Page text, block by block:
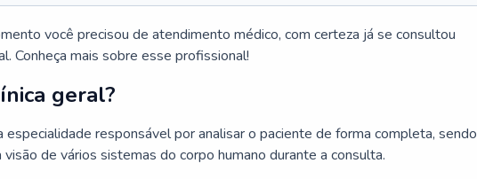
você precisou de atendimento médico, com certeza já se consultou
Conheça mais sobre esse profissional!
geral?
especialidade responsável por analisar o paciente de forma completa, sendo
visão de vários sistemas do corpo humano durante a consulta.